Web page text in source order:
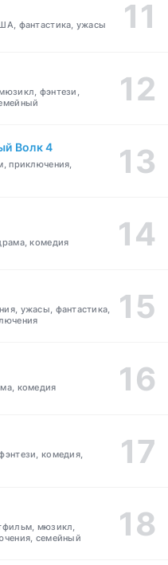
фантастика, ужасы
фэнтези,
Волк 4
приключения,
комедия
ужасы, фантастика,
комедия
комедия,
мюзикл,
семейный